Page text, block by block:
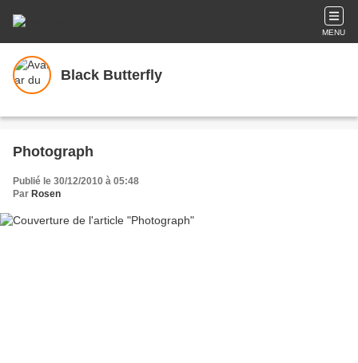
MENU
Black Butterfly
Photograph
Publié le 30/12/2010 à 05:48
Par Rosen